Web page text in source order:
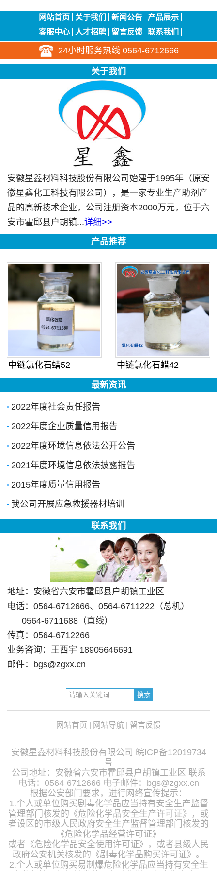
网站首页 关于我们 新闻公告
产品展示
客服中心
人才招聘 留言反馈 联系我们
24小时服务热线 0564-6712666
关于我们
安徽星鑫材料科技股份有限公司始建于1995年（原安
徽星鑫化工科技有限公司），是一家专业生产助剂产
品的高新技术企业，公司注册资本2000万元，位于六
安市霍邱县户胡镇...详细>>
产品推荐
中链氯化石蜡52 中链氯化石蜡42
最新资讯
2022年度社会责任报告
2022年度企业质量信用报告
2022年度环境信息依法公开公告
2021年度环境信息依法披露报告
2015年度质量信用报告
我公司开展应急救援器材培训
联系我们
地址：安徽省六安市霍邱县户胡镇工业区
电话：0564-6712666、0564-6711222（总机）
0564-6711688（直线）
传真：0564-6712266
业务咨询：王西宇 18905646691
邮件：bgs@zgxx.cn
网站首页 网站导航 留言反馈
安徽星鑫材料科技股份有限公司 皖ICP备12019734
号
公司地址：安徽省六安市霍邱县户胡镇工业区 联系
电话：0564-6712666 电子邮件：bgs@zgxx.cn
根据公安部门要求，进行网络宣传提示：
1.个人或单位购买剧毒化学品应当持有安全生产监督
管理部门核发的《危险化学品安全生产许可证》，或
者设区的市级人民政府安全生产监督管理部门核发的
《危险化学品经营许可证》
或者《危险化学品安全使用许可证》，或者县级人民
政府公安机关核发的《剧毒化学品购买许可证》。
2.个人或单位购买易制爆危险化学品应当持有安全生